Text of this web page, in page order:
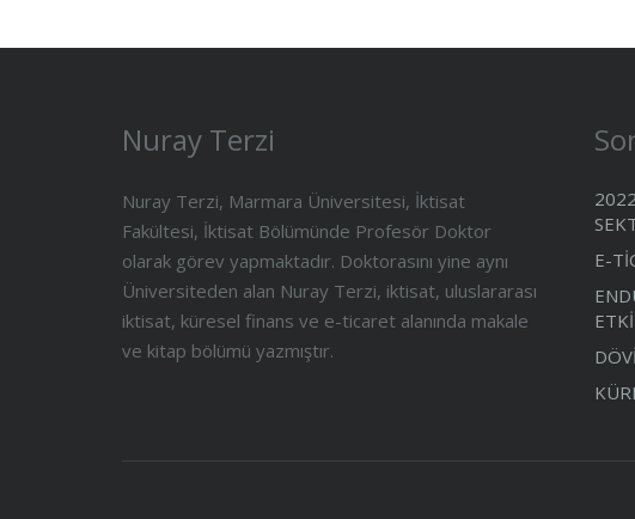
Nuray Terzi
Nuray Terzi, Marmara Üniversitesi, İktisat
Fakültesi, İktisat Bölümünde Profesör Doktor
olarak görev yapmaktadır. Doktorasını yine aynı
Üniversiteden alan Nuray Terzi, iktisat, uluslararası
iktisat, küresel finans ve e-ticaret alanında makale
ve kitap bölümü yazmıştır.
E-